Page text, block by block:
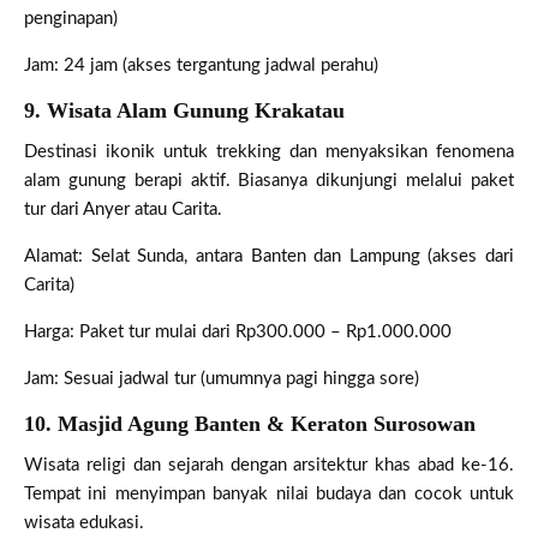
penginapan)
Jam: 24 jam (akses tergantung jadwal perahu)
9. Wisata Alam Gunung Krakatau
Destinasi ikonik untuk trekking dan menyaksikan fenomena
alam gunung berapi aktif. Biasanya dikunjungi melalui paket
tur dari Anyer atau Carita.
Alamat: Selat Sunda, antara Banten dan Lampung (akses dari
Carita)
Harga: Paket tur mulai dari Rp300.000 – Rp1.000.000
Jam: Sesuai jadwal tur (umumnya pagi hingga sore)
10. Masjid Agung Banten & Keraton Surosowan
Wisata religi dan sejarah dengan arsitektur khas abad ke-16.
Tempat ini menyimpan banyak nilai budaya dan cocok untuk
wisata edukasi.